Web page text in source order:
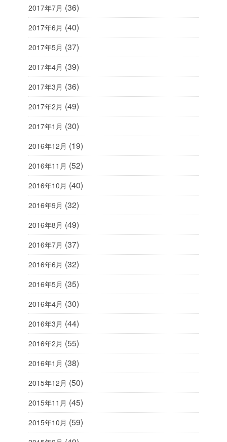
2017年7月 (36)
2017年6月 (40)
2017年5月 (37)
2017年4月 (39)
2017年3月 (36)
2017年2月 (49)
2017年1月 (30)
2016年12月 (19)
2016年11月 (52)
2016年10月 (40)
2016年9月 (32)
2016年8月 (49)
2016年7月 (37)
2016年6月 (32)
2016年5月 (35)
2016年4月 (30)
2016年3月 (44)
2016年2月 (55)
2016年1月 (38)
2015年12月 (50)
2015年11月 (45)
2015年10月 (59)